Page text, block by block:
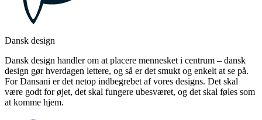
Dansk design
Dansk design handler om at placere mennesket i centrum – dansk
design gør hverdagen lettere, og så er det smukt og enkelt at se på.
For Dansani er det netop indbegrebet af vores designs. Det skal
være godt for øjet, det skal fungere ubesværet, og det skal føles som
at komme hjem.